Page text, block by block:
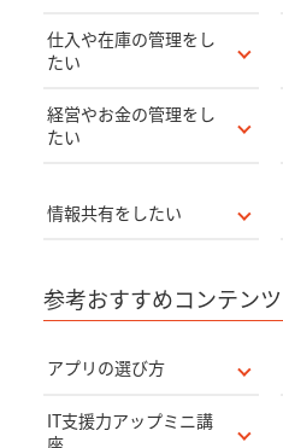
仕入や在庫の管理をし
たい
経営やお金の管理をし
たい
情報共有をしたい
参考おすすめコンテンツ
アプリの選び方
IT支援力アップミニ講
座